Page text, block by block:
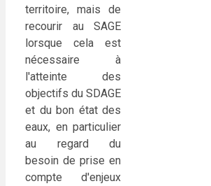
territoire, mais de
recourir au SAGE
lorsque cela est
nécessaire à
l'atteinte des
objectifs du SDAGE
et du bon état des
eaux, en particulier
au regard du
besoin de prise en
compte d'enjeux